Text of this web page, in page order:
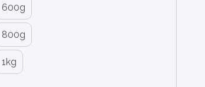
600g
800g
1kg